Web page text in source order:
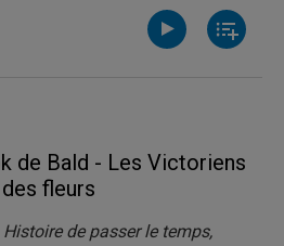
Poulin discutent des
avis, constituent un film
de Bald - Les Victoriens
fleurs
Histoire de passer le temps,